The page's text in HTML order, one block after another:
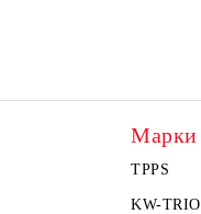
Марки
TPPS
KW-TRIO